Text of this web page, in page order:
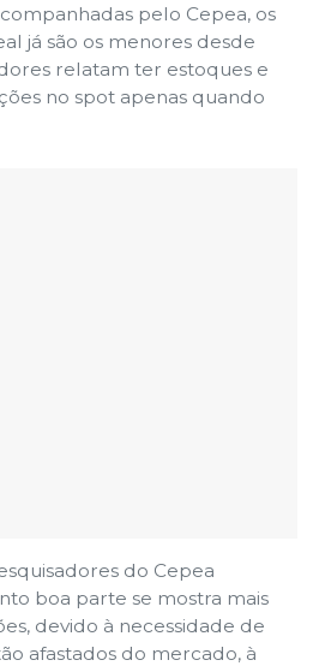
pelo Cepea, os
já são os menores desde
relatam ter estoques e
no spot apenas quando
do Cepea
boa parte se mostra mais
devido à necessidade de
afastados do mercado, à